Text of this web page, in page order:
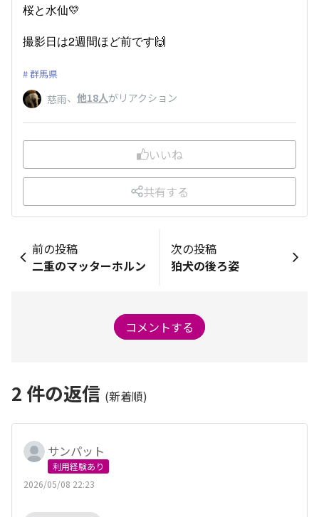
桜と水仙💛
撮影日は2週間ほど前です🙌
群馬県
慈雨、 他18人がリアクション
いいね
共有する
前の投稿
二重のマッターホルン
次の投稿
狛犬の後ろ姿
コメントする
2 件の返信 (新着順)
サンパット
利用経験あり
2026/05/08 22:23